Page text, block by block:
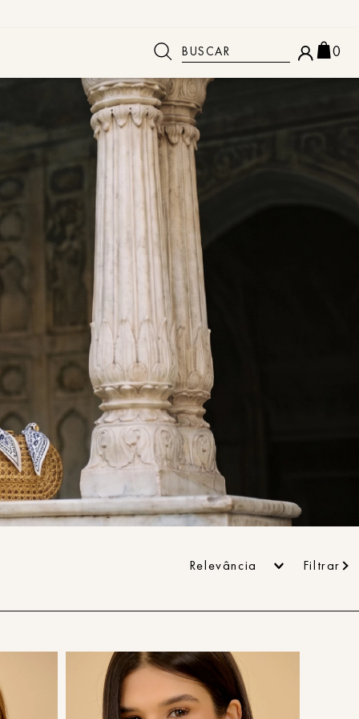
Buscar 0
Relevância Filtrar